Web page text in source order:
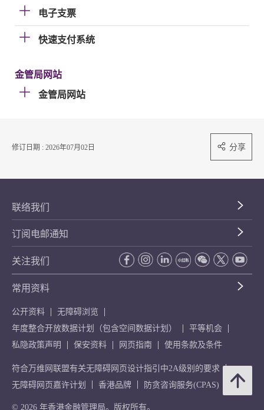
电子支票
快速支付系统
金管局网站
金管局网站
修订日期 : 2026年07月02日 分享
联络我们
订阅电邮通知
关注我们
常用资料
公开资料
无障碍浏览
年度整合开放数据计划（包含空间数据计划）
平等机会
私隐政策声明
保安资料 网页指南 使用条款及条件
符合万维网联盟有关无障碍网页设计指引中2A级别的要求
无障碍网页嘉许计划
香港品牌 防贪咨询服务(CPAS)
© 2026 年香港金融管理局。版权所有。